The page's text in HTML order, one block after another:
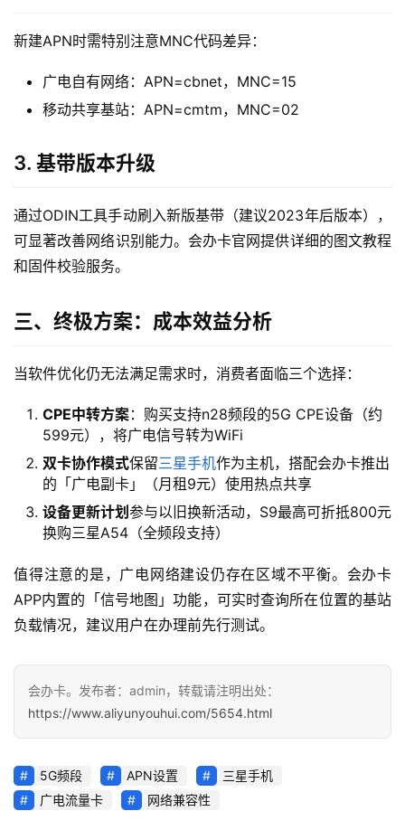
页
流
量
宽
随
身
i
F
快
页
新建APN时需特别注意MNC代码差异：
广电自有网络：APN=cbnet，MNC=15
移动共享基站：APN=cmtm，MNC=02
3. 基带版本升级
通过ODIN工具手动刷入新版基带（建议2023年后版本），
可显著改善网络识别能力。会办卡官网提供详细的图文教程
和固件校验服务。
三、终极方案：成本效益分析
当软件优化仍无法满足需求时，消费者面临三个选择：
CPE中转方案：购买支持n28频段的5G CPE设备（约
599元），将广电信号转为WiFi
双卡协作模式保留三星手机作为主机，搭配会办卡推出
的「广电副卡」（月租9元）使用热点共享
设备更新计划 参与以旧换新活动，S9最高可折抵800元
换购三星A54（全频段支持）
值得注意的是，广电网络建设仍存在区域不平衡。会办卡
APP内置的「信号地图」功能，可实时查询所在位置的基站
负载情况，建议用户在办理前先行测试。
会办卡。发布者：admin，转载请注明出处：
https://www.aliyunyouhui.com/5654.html
5G频段 APN设置
三星手机
广电流量卡
网络兼容性